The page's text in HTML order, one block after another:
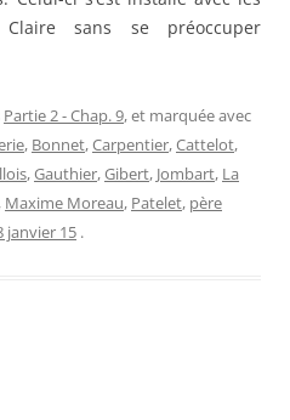
sans se préoccuper
Partie 2 - Chap. 9, et marquée avec
, Bonnet,Carpentier,Cattelot,
,Gauthier,Gibert, Jombart, La
, Maxime Moreau, Patelet, père
janvier 15 .